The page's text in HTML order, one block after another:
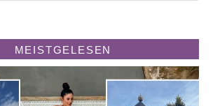
MEISTGELESEN